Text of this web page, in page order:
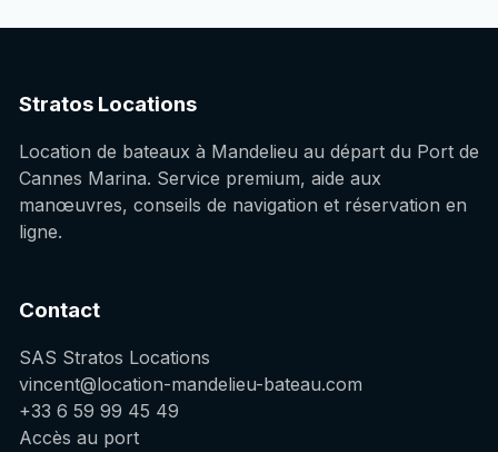
Stratos Locations
Location de bateaux à Mandelieu au départ du Port de
Cannes Marina. Service premium, aide aux
manœuvres, conseils de navigation et réservation en
ligne.
Contact
SAS Stratos Locations
vincent@location-mandelieu-bateau.com
+33 6 59 99 45 49
Accès au port